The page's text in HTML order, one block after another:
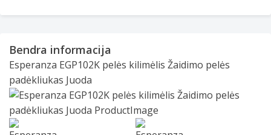
Bendra informacija
Esperanza EGP102K pelės kilimėlis Žaidimo pelės
padėkliukas Juoda
Slide 1 of 2